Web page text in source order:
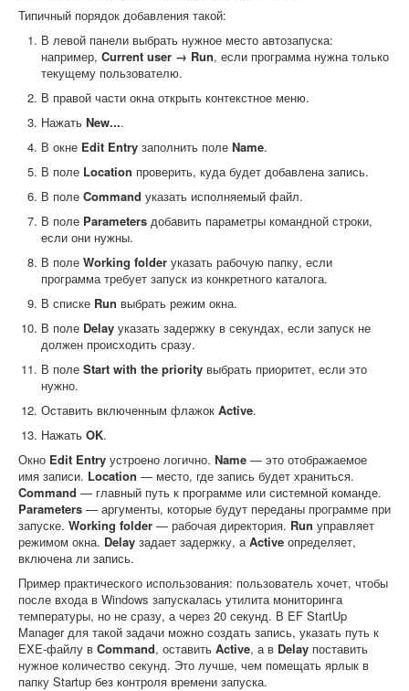
Типичный порядок добавления такой:
В левой панели выбрать нужное место автозапуска:
например, Current user → Run, если программа нужна только
текущему пользователю.
В правой части окна открыть контекстное меню.
Нажать New....
В окне Edit Entry заполнить поле Name.
В поле Location проверить, куда будет добавлена запись.
В поле Command указать исполняемый файл.
В поле Parameters добавить параметры командной строки,
если они нужны.
В поле Working folder указать рабочую папку, если
программа требует запуск из конкретного каталога.
В списке Run выбрать режим окна.
В поле Delay указать задержку в секундах, если запуск не
должен происходить сразу.
В поле Start with the priority выбрать приоритет, если это
нужно.
Оставить включенным флажок Active.
Нажать OK.
Окно Edit Entry устроено логично. Name — это отображаемое
имя записи. Location — место, где запись будет храниться.
Command — главный путь к программе или системной команде.
Parameters — аргументы, которые будут переданы программе при
запуске. Working folder — рабочая директория. Run управляет
режимом окна. Delay задает задержку, а Active определяет,
включена ли запись.
Пример практического использования: пользователь хочет, чтобы
после входа в Windows запускалась утилита мониторинга
температуры, но не сразу, а через 20 секунд. В EF StartUp
Manager для такой задачи можно создать запись, указать путь к
EXE-файлу в Command, оставить Active, а в Delay поставить
нужное количество секунд. Это лучше, чем помещать ярлык в
папку Startup без контроля времени запуска.